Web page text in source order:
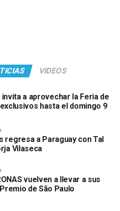
VIDEOS
invita a aprovechar la Feria de
hasta el domingo 9
regresa a Paraguay con Tal
Vilaseca
vuelven a llevar a sus
de São Paulo